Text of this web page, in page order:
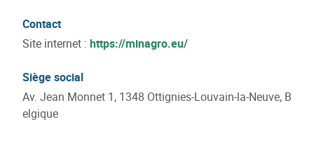
Contact
Site internet : https://minagro.eu/
Siège social
Av. Jean Monnet 1, 1348 Ottignies-Louvain-la-Neuve, B
elgique